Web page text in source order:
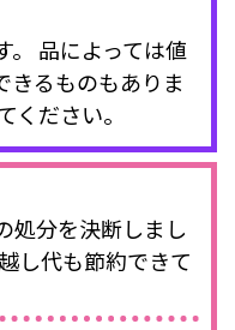
。 品によっては値
きるものもありま
ください。
処分を決断しまし
し代も節約できて